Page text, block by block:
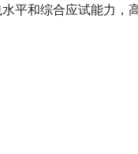
平和综合应试能力，